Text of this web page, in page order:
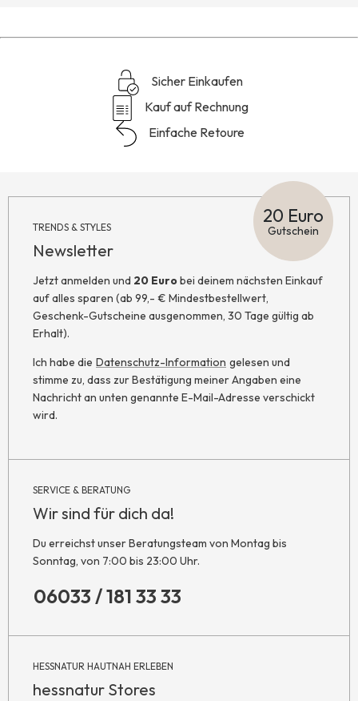
Sicher Einkaufen
Kauf auf Rechnung
Einfache Retoure
TRENDS & STYLES
Newsletter
20 Euro
Gutschein
Jetzt anmelden und 20 Eurobei deinem nächsten Einkauf
auf alles sparen (ab 99,- € Mindestbestellwert,
Geschenk-Gutscheine ausgenommen, 30 Tage gültig ab
Erhalt).
Ich habe die Datenschutz-Information gelesen und
stimme zu, dass zur Bestätigung meiner Angaben eine
Nachricht an unten genannte E-Mail-Adresse verschickt
wird.
SERVICE & BERATUNG
Wir sind für dich da!
Du erreichst unser Beratungsteam von Montag bis
Sonntag, von 7:00 bis 23:00 Uhr.
06033 / 181 33 33
HESSNATUR HAUTNAH ERLEBEN
hessnatur Stores